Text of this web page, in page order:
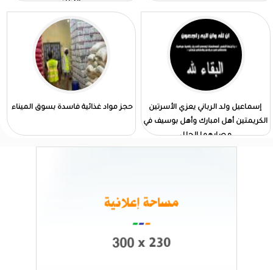
الجلل
إسماعيل ولد الرباني يعزي الأسرتين
الكريمتين أهل امبارك وأهل بوسيف في
مصابهما الجلل
حجز مواد غذائية فاسدة بسوق الميناء